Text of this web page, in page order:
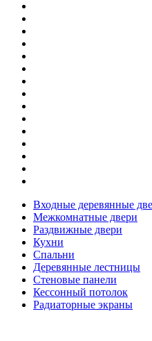
Входные деревянные
Межкомнатные двери
Раздвижные двери
Кухни
Спальни
Деревянные лестницы
Стеновые панели
Кессонный потолок
Радиаторные экраны